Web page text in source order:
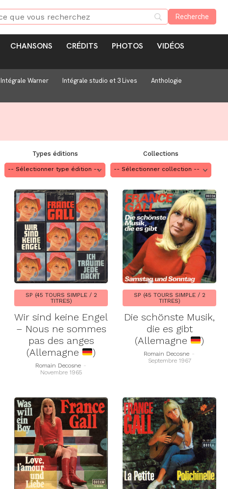
CHANSONS CRÉDITS PHOTOS
VIDÉOS
Intégrale Warner Intégrale studio et 3 Lives
Anthologie
Types éditions Collections
SP (45 TOURS SIMPLE / 2
TITRES)
Wir sind keine Engel
– Nous ne sommes
pas des anges
(Allemagne
)
Romain Decosne -
Novembre 1965
SP (45 TOURS SIMPLE / 2
TITRES)
Die schönste Musik,
die es gibt
(Allemagne
)
Romain Decosne -
Septembre 1967